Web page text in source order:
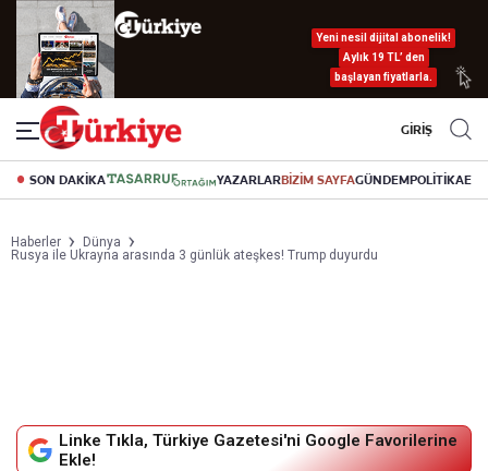
Yeni nesil dijital abonelik!
Aylık 19 TL’ den
başlayan fiyatlarla.
GİRİŞ
SON DAKİKA YAZARLARBİZİM SAYFAGÜNDEMPOLİTİKA
Haberler
Dünya
Rusya ile Ukrayna arasında 3 günlük ateşkes! Trump duyurdu
Linke Tıkla, Türkiye Gazetesi'ni Google Favorilerine
Ekle!